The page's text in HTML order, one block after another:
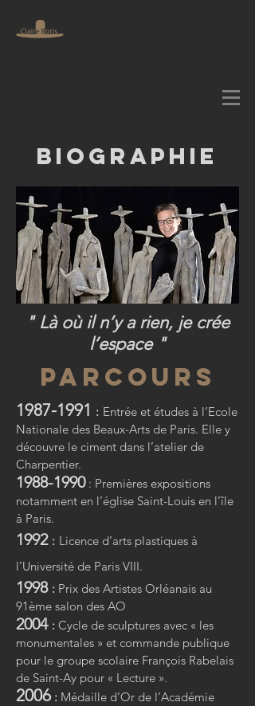
Biographie
" Là où il n’y a rien, je crée
l’espace "
parcours
1987-1991 : Entrée et études à l’Ecole
Nationale des Beaux-Arts de Paris. Elle y
découvre le ciment dans l’atelier de
Charpentier.
1988-1990: Premières expositions
notamment en l’église Saint-Louis en l’île
à Paris.
1992 : Licence d’arts plastiques à
l’Université de Paris VIII.
1998 : Prix des Artistes Orléanais au
91ème salon des AO
2004 : Cycle de sculptures avec « les
monumentales » et commande publique
pour le groupe scolaire François Rabelais
de Saint-Ay pour « Lecture ».
2006 : Médaille d’Or de l’Académie